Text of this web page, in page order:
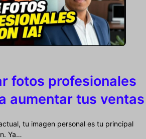
fotos profesionales
aumentar tus ventas
tu imagen personal es tu principal
Ya…